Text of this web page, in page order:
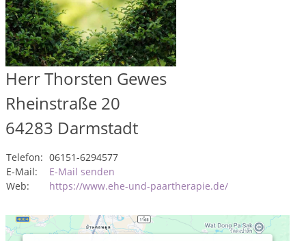
Herr Thorsten Gewes
Rheinstraße 20
64283 Darmstadt
Telefon: 06151-6294577
E-Mail:
E-Mail senden
Web:
https://www.ehe-und-paartherapie.de/